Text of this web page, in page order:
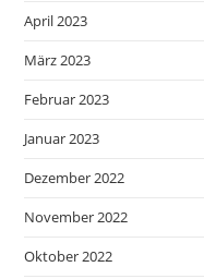
April 2023
März 2023
Februar 2023
Januar 2023
Dezember 2022
November 2022
Oktober 2022